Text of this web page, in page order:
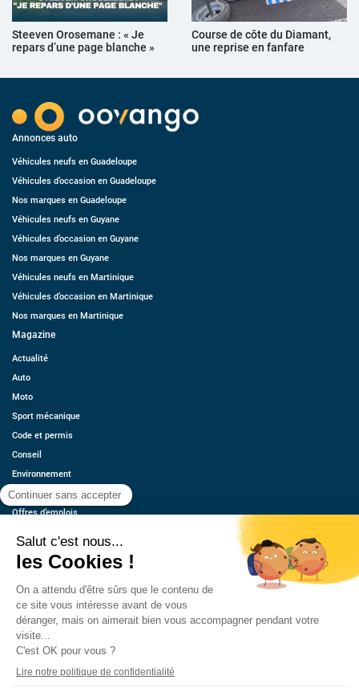
Steeven Orosemane : « Je
repars d’une page blanche »
Course de côte du Diamant,
une reprise en fanfare
Annonces auto
Véhicules neufs en Guadeloupe
Véhicules d’occasion en Guadeloupe
Nos marques en Guadeloupe
Véhicules neufs en Guyane
Véhicules d’occasion en Guyane
Nos marques en Guyane
Véhicules neufs en Martinique
Véhicules d’occasion en Martinique
Nos marques en Martinique
Magazine
Actualité
Auto
Moto
Sport mécanique
Code et permis
Conseil
Environnement
Économie
Offres d’emplois
Contact
Estimez votre voiture
Mentions légales
CGU